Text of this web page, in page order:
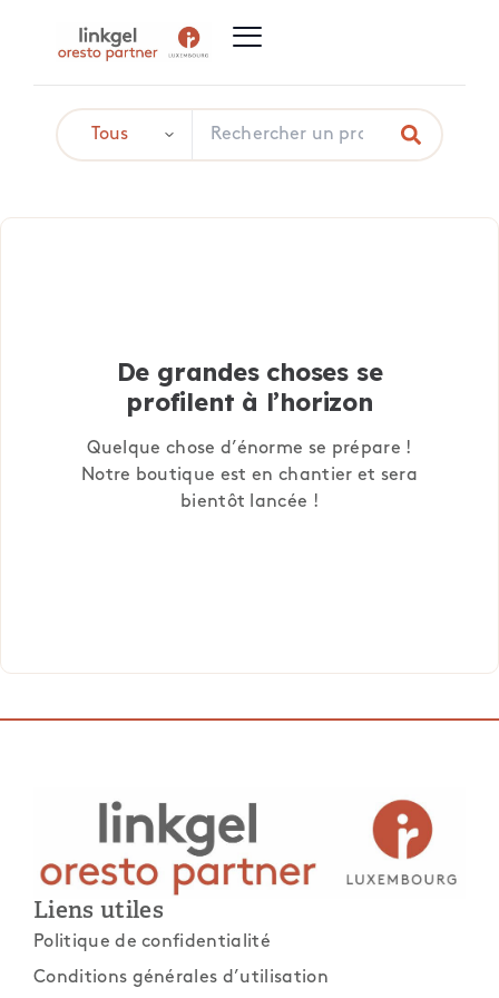
De grandes choses se
profilent à l’horizon
Quelque chose d’énorme se prépare !
Notre boutique est en chantier et sera
bientôt lancée !
Liens utiles
Politique de confidentialité
Conditions générales d’utilisation